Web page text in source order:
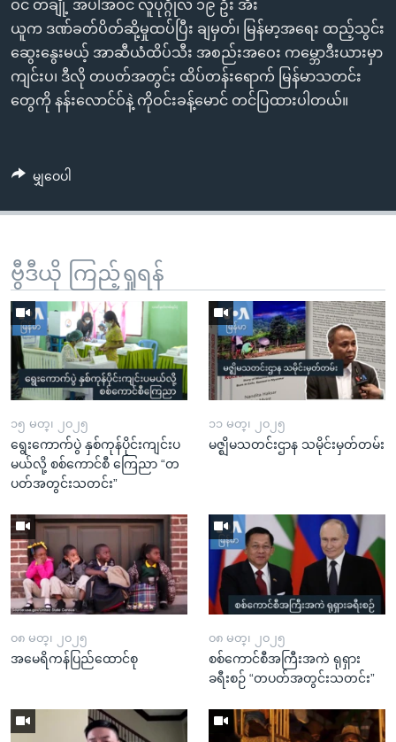
ကျော်
ဝင် တချို့ အပါအဝင် လူပုဂ္ဂိုလ် ၁၉ ဦး အီး
ယူက ဒဏ်ခတ်ပိတ်ဆို့မှုထပ်ပြီး ချမှတ်၊ မြန်မာ့အရေး ထည့်သွင်း
ဆွေးနွေးမယ့် အာဆီယံထိပ်သီး အစည်းအဝေး ကမ္ဘောဒီးယားမှာ
ကျင်းပ၊ ဒီလို တပတ်အတွင်း ထိပ်တန်းရောက် မြန်မာသတင်း
တွေကို နန်းလောင်ဝ်နဲ့ ကိုဝင်းခန့်မောင် တင်ပြထားပါတယ်။
မျှဝေပါ
ဗွီဒီယို ကြည့်ရှုရန်
၁၅ မတ္၊ ၂၀၂၅
ရွေးကောက်ပွဲ နှစ်ကုန်ပိုင်းကျင်းပ
မယ်လို့ စစ်ကောင်စီ ကြေညာ “တ
ပတ်အတွင်းသတင်း”
၁၁ မတ္၊ ၂၀၂၅
မဇ္ဈိမသတင်းဌာန သမိုင်းမှတ်တမ်း
၀၈ မတ္၊ ၂၀၂၅
အမေရိကန်ပြည်ထောင်စု
၀၈ မတ္၊ ၂၀၂၅
စစ်ကောင်စီအကြီးအကဲ ရုရှား
ခရီးစဉ် “တပတ်အတွင်းသတင်း”